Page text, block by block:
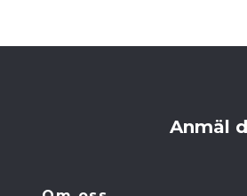
Anmäl